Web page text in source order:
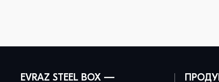
EVRAZ STEEL BOX —